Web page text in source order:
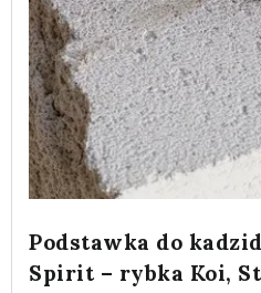
Podstawka do
Spirit – rybka Koi,